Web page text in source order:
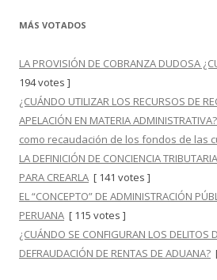
MÁS VOTADOS
LA PROVISIÓN DE COBRANZA DUDOSA
194 votes ]
¿CUÁNDO UTILIZAR LOS RECURSOS DE
APELACIÓN EN MATERIA
como recaudación de los fondos de las
LA DEFINICIÓN DE CONCIENCIA
PARA CREARLA [ 141 votes ]
EL “CONCEPTO” DE ADMINISTRACIÓN
PERUANA [ 115 votes ]
¿CUÁNDO SE CONFIGURAN LOS DELITOS
DEFRAUDACIÓN DE RENTAS DE ADUANA?